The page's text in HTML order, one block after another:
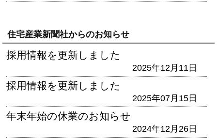
住宅産業新聞社からのお知らせ
採用情報を更新しました
2025年12月11日
採用情報を更新しました
2025年07月15日
年末年始の休業のお知らせ
2024年12月26日